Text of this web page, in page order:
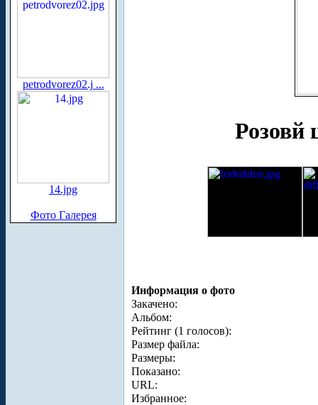
petrodvorez02.j ...
14.jpg
Фото Галерея
Розовй
Информация о фото
Закачено:
Альбом:
Рейтинг (1 голосов):
Размер файла:
Размеры:
Показано:
URL:
Избранное: